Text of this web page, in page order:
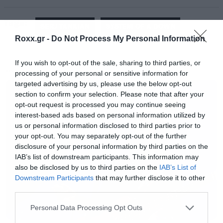
Roxx.gr - Do Not Process My Personal Information
If you wish to opt-out of the sale, sharing to third parties, or
processing of your personal or sensitive information for
targeted advertising by us, please use the below opt-out
section to confirm your selection. Please note that after your
opt-out request is processed you may continue seeing
interest-based ads based on personal information utilized by
us or personal information disclosed to third parties prior to
your opt-out. You may separately opt-out of the further
disclosure of your personal information by third parties on the
IAB’s list of downstream participants. This information may
also be disclosed by us to third parties on the IAB’s List of
Downstream Participants that may further disclose it to other
Please note that this website/app uses one or more Google
Personal Data Processing Opt Outs
O Serj Tankian είναι σταθερός επικριτής του
τουρκικού καθεστώτος και πολύ καλά κάνει,
αλλά μάλλον δεν είναι και τόσο καλά
ενημερωμένος για την κατάσταση που
επικρατεί στην Ελλάδα και την στάση της
Κυβέρνησης σε πολλά από τα ζητήματα που ο
Tankian θεωρεί σημαντικά. Ας ελπίσουμε ότι θα
φροντίσει να ενημερωθεί λίγο καλύτερα.
Tags: